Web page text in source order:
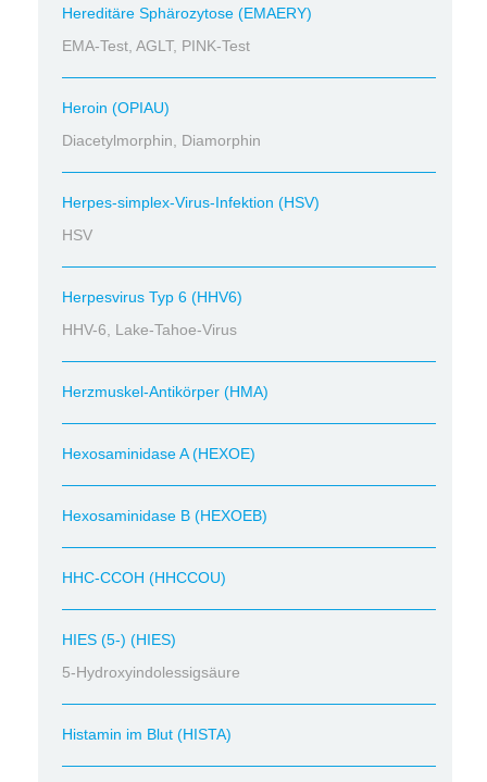
Hereditäre Sphärozytose (EMAERY)
EMA-Test, AGLT, PINK-Test
Heroin (OPIAU)
Diacetylmorphin, Diamorphin
Herpes-simplex-Virus-Infektion (HSV)
HSV
Herpesvirus Typ 6 (HHV6)
HHV-6, Lake-Tahoe-Virus
Herzmuskel-Antikörper (HMA)
Hexosaminidase A (HEXOE)
Hexosaminidase B (HEXOEB)
HHC-CCOH (HHCCOU)
HIES (5-) (HIES)
5-Hydroxyindolessigsäure
Histamin im Blut (HISTA)